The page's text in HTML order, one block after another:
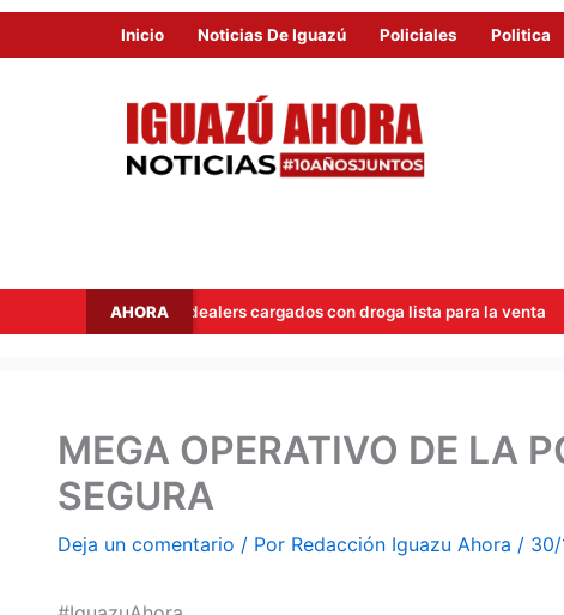
Inicio Noticias De Iguazú Policiales Politica
AHORA
dealers cargados con droga lista para la venta Hito Tres
MEGA OPERATIVO DE LA
SEGURA
Deja un comentario / Por Redacción Iguazu Ahora / 30/